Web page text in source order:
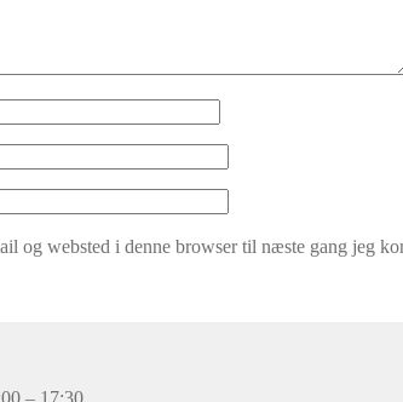
og websted i denne browser til næste gang jeg
– 17:30